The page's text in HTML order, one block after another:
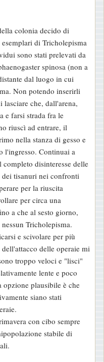
colonia decido di
di Tricholepisma
sono stati prelevati da
spinosa (non a
dal luogo in cui
Non potendo inserirli
che, dall'arena,
e farsi strada fra le
riuscì ad entrare, il
nella stanza di gesso e
l'ingresso. Continuai a
disinteresse delle
tisanuri nei confronti
per la riuscita
per circa una
a che al sesto giorno,
Tricholepisma.
e scivolare per più
delle operaie mi
troppo veloci e "lisci"
lente e poco
opzione plausibile è che
siano stati
con cibo sempre
stabile di